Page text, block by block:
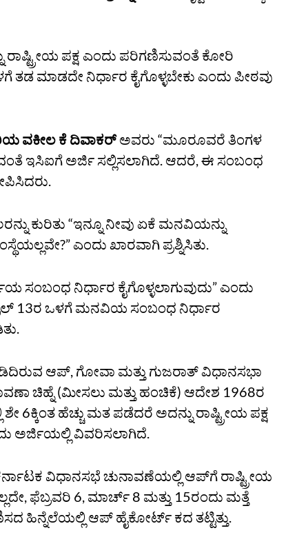
ರಾಷ್ಟ್ರೀಯ ಪಕ್ಷ ಎಂದು ಪರಿಗಣಿಸುವಂತೆ ಕೋರಿ
ಮಾಡದೇ ನಿರ್ಧಾರ ಕೈಗೊಳ್ಳಬೇಕು ಎಂದು ಪೀಠವು
ವಕೀಲ ಕೆ ದಿವಾಕರ್‌ಅವರು “ಮೂರೂವರೆ ತಿಂಗಳ
ಇಸಿಐಗೆ ಅರ್ಜಿ ಸಲ್ಲಿಸಲಾಗಿದೆ. ಆದರೆ, ಈ ಸಂಬಂಧ
ಕುರಿತು “ಇನ್ನೂ ನೀವು ಏಕೆ ಮನವಿಯನ್ನು
ಎಂದು ಖಾರವಾಗಿ ಪ್ರಶ್ನಿಸಿತು.
ನಿರ್ಧಾರ ಕೈಗೊಳ್ಳಲಾಗುವುದು” ಎಂದು
13ರ ಒಳಗೆ ಮನವಿಯ ಸಂಬಂಧ ನಿರ್ಧಾರ
ಆಪ್‌, ಗೋವಾ ಮತ್ತು ಗುಜರಾತ್‌ ವಿಧಾನಸಭಾ
ಚಿಹ್ನೆ (ಮೀಸಲು ಮತ್ತು ಹಂಚಿಕೆ) ಆದೇಶ 1968ರ
ಶೇ 6ಕ್ಕಿಂತ ಹೆಚ್ಚು ಮತ ಪಡೆದರೆ ಅದನ್ನು ರಾಷ್ಟ್ರೀಯ ಪಕ್ಷ
ಅರ್ಜಿಯಲ್ಲಿ ವಿವರಿಸಲಾಗಿದೆ.
ವಿಧಾನಸಭೆ ಚುನಾವಣೆಯಲ್ಲಿ ಆಪ್‌ಗೆ ರಾಷ್ಟ್ರೀಯ
ಫೆಬ್ರವರಿ 6, ಮಾರ್ಚ್‌ 8 ಮತ್ತು 15ರಂದು ಮತ್ತೆ
ಹಿನ್ನೆಲೆಯಲ್ಲಿ ಆಪ್‌ ಹೈಕೋರ್ಟ್‌ ಕದ ತಟ್ಟಿತ್ತು.